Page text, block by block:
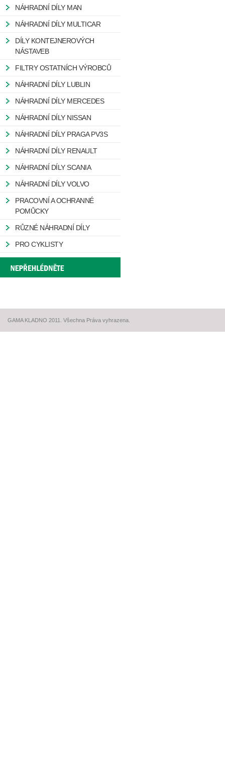
NÁHRADNÍ DÍLY MAN
NÁHRADNÍ DÍLY MULTICAR
DÍLY KONTEJNEROVÝCH
NÁSTAVEB
FILTRY OSTATNÍCH VÝROBCŮ
NÁHRADNÍ DÍLY LUBLIN
NÁHRADNÍ DÍLY MERCEDES
NÁHRADNÍ DÍLY NISSAN
NÁHRADNÍ DÍLY PRAGA PV3S
NÁHRADNÍ DÍLY RENAULT
NÁHRADNÍ DÍLY SCANIA
NÁHRADNÍ DÍLY VOLVO
PRACOVNÍ A OCHRANNÉ
POMŮCKY
RŮZNÉ NÁHRADNÍ DÍLY
PRO CYKLISTY
GAMA KLADNO 2011. Všechna Práva vyhrazena.